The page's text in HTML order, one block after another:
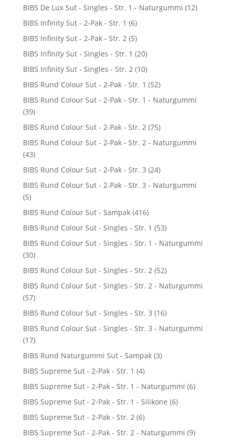
BIBS De Lux Sut - Singles - Str. 1 - Naturgummi (12)
BIBS Infinity Sut - 2-Pak - Str. 1 (6)
BIBS Infinity Sut - 2-Pak - Str. 2 (5)
BIBS Infinity Sut - Singles - Str. 1 (20)
BIBS Infinity Sut - Singles - Str. 2 (10)
BIBS Rund Colour Sut - 2-Pak - Str. 1 (52)
BIBS Rund Colour Sut - 2-Pak - Str. 1 - Naturgummi
(39)
BIBS Rund Colour Sut - 2-Pak - Str. 2 (75)
BIBS Rund Colour Sut - 2-Pak - Str. 2 - Naturgummi
(43)
BIBS Rund Colour Sut - 2-Pak - Str. 3 (24)
BIBS Rund Colour Sut - 2-Pak - Str. 3 - Naturgummi
(5)
BIBS Rund Colour Sut - Sampak (416)
BIBS Rund Colour Sut - Singles - Str. 1 (53)
BIBS Rund Colour Sut - Singles - Str. 1 - Naturgummi
(30)
BIBS Rund Colour Sut - Singles - Str. 2 (52)
BIBS Rund Colour Sut - Singles - Str. 2 - Naturgummi
(57)
BIBS Rund Colour Sut - Singles - Str. 3 (16)
BIBS Rund Colour Sut - Singles - Str. 3 - Naturgummi
(17)
BIBS Rund Naturgummi Sut - Sampak (3)
BIBS Supreme Sut - 2-Pak - Str. 1 (4)
BIBS Supreme Sut - 2-Pak - Str. 1 - Naturgummi (6)
BIBS Supreme Sut - 2-Pak - Str. 1 - Silikone (6)
BIBS Supreme Sut - 2-Pak - Str. 2 (6)
BIBS Supreme Sut - 2-Pak - Str. 2 - Naturgummi (9)